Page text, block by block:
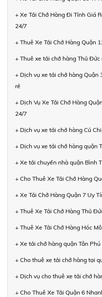
+ Xe Tải Chở Hàng Đi Tỉnh Giá
24/7
+ Thuê Xe Tải Chở Hàng Quận
+ Thuê xe tải chở hàng Thủ
+ Dịch vụ xe tải chở hàng Quận
rẻ
+ Dịch Vụ Xe Tải Chở Hàng
24/7
+ Dịch vụ xe tải chở hàng Củ
+ Dịch vụ xe tải chở hàng quận
+ Xe tải chuyển nhà quận Bình
+ Cho Thuê Xe Tải Chở Hàng
+ Xe Tải Chở Hàng Quận 7 Uy
+ Thuê Xe Tải Chở Hàng Thủ
+ Thuê Xe Tải Chở Hàng Hóc
+ Xe tải chở hàng quận Tân
+ Cho thuê xe tải chở hàng tại
+ Dịch vụ cho thuê xe tải chở
+ Cho Thuê Xe Tải Quận 6